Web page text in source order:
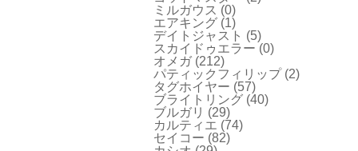
ミルガウス (0)
エアキング (1)
デイトジャスト (5)
スカイドゥエラー (0)
オメガ(212)
パティックフィリップ(2)
タグホイヤー (57)
ブライトリング (40)
ブルガリ (29)
カルティエ (74)
セイコー (82)